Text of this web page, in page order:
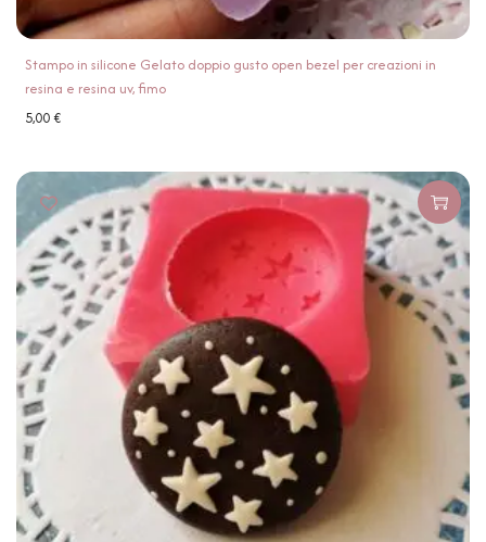
Stampo in silicone Gelato doppio gusto open bezel per creazioni in
resina e resina uv, fimo
5,00€